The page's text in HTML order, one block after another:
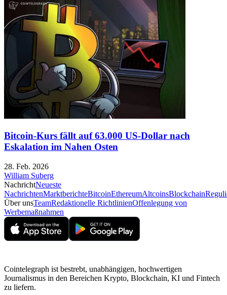
Bitcoin-Kurs fällt auf 63.000 US-Dollar nach
Eskalation im Nahen Osten
28. Feb. 2026
William Suberg
NachrichtNeueste
NachrichtenMarktberichteBitcoinEthereumAltcoinsBlockchain
Über unsTeamRedaktionelle RichtlinienOffenlegung von
Werbemaßnahmen
Cointelegraph ist bestrebt, unabhängigen, hochwertigen
Journalismus in den Bereichen Krypto, Blockchain, KI und Fintech
zu liefern.